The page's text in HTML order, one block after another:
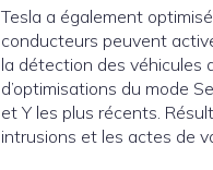
Tesla a également
conducteurs peuvent
la détection des véhicules
d’optimisations du mode
et Y les plus récents.
intrusions et les actes de